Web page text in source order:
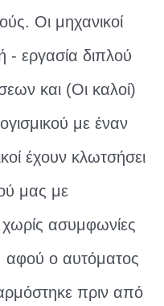
Οι μηχανικοί
- εργασία διπλού
και (Οι καλοί)
με έναν
έχουν κλωτσήσει
μας με
ασυμφωνίες
ο αυτόματος
πριν από